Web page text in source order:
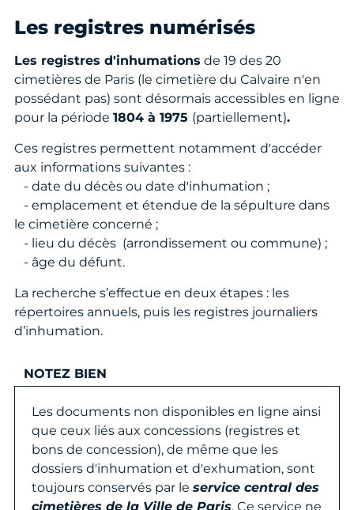
Les registres numérisés
Les registres d'inhumations de 19 des 20
cimetières de Paris (le cimetière du Calvaire n'en
possédant pas) sont désormais accessibles en ligne
pour la période 1804 à 1975 (partiellement).
Ces registres permettent notamment d'accéder
aux informations suivantes :
- date du décès ou date d'inhumation ;
- emplacement et étendue de la sépulture dans
le cimetière concerné ;
- lieu du décès (arrondissement ou commune) ;
- âge du défunt.
La recherche s’effectue en deux étapes : les
répertoires annuels, puis les registres journaliers
d’inhumation.
NOTEZ BIEN
Les documents non disponibles en ligne ainsi
que ceux liés aux concessions (registres et
bons de concession), de même que les
dossiers d'inhumation et d'exhumation, sont
toujours conservés par le service central des
cimetières de la Ville de Paris. Ce service ne